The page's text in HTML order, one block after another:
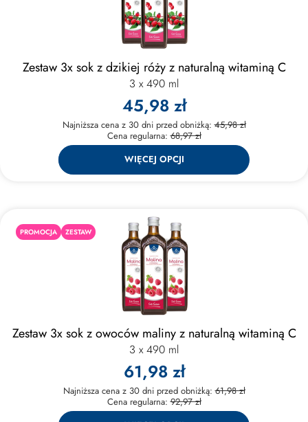
Zestaw 3x sok z dzikiej róży z naturalną witaminą C
3 x 490 ml
45,98 zł
Najniższa cena z 30 dni przed obniżką:45,98 zł
Cena regularna:68,97 zł
WIĘCEJ OPCJI
PROMOCJA ZESTAW
Zestaw 3x sok z owoców maliny z naturalną witaminą C
3 x 490 ml
61,98 zł
Najniższa cena z 30 dni przed obniżką:61,98 zł
Cena regularna:92,97 zł